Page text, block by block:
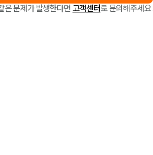
은 문제가 발생한다면 고객센터로 문의해주세요.